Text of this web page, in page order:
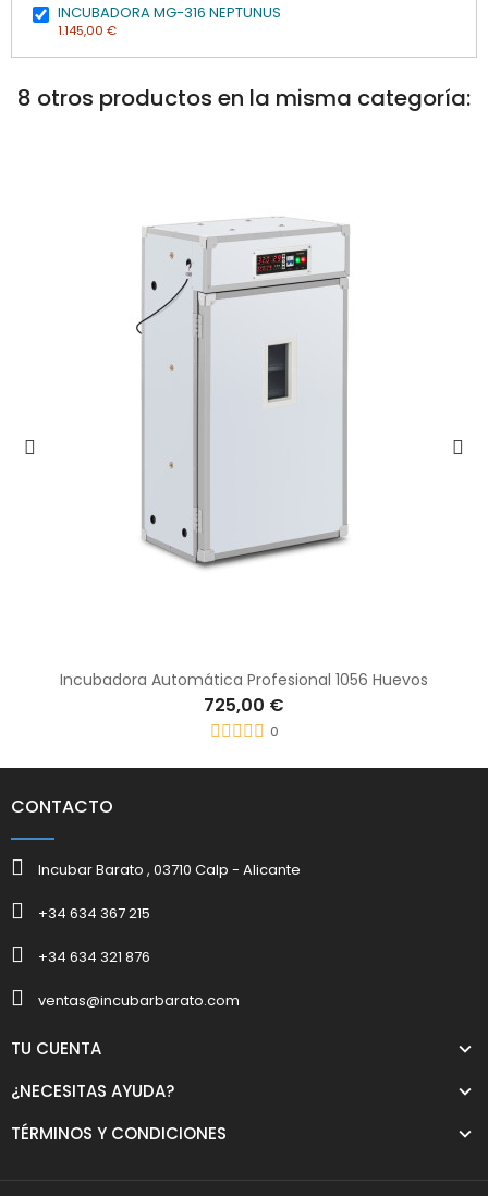
INCUBADORA MG-316 NEPTUNUS
1.145,00 €
8 otros productos en la misma categoría:
Incubadora Automática Profesional 1056 Huevos
725,00 €
0
CONTACTO
Incubar Barato , 03710 Calp - Alicante
+34 634 367 215
+34 634 321 876
ventas@incubarbarato.com
TU CUENTA
¿NECESITAS AYUDA?
TÉRMINOS Y CONDICIONES